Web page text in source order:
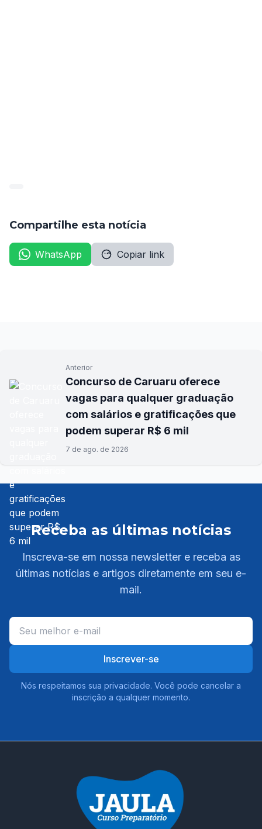
Compartilhe esta notícia
WhatsApp Copiar link
Anterior
Concurso de Caruaru oferece
vagas para qualquer graduação
com salários e gratificações que
podem superar R$ 6 mil
7 de ago. de 2026
Receba as últimas notícias
Inscreva-se em nossa newsletter e receba as
últimas notícias e artigos diretamente em seu e-
mail.
Inscrever-se
Nós respeitamos sua privacidade. Você pode cancelar a
inscrição a qualquer momento.